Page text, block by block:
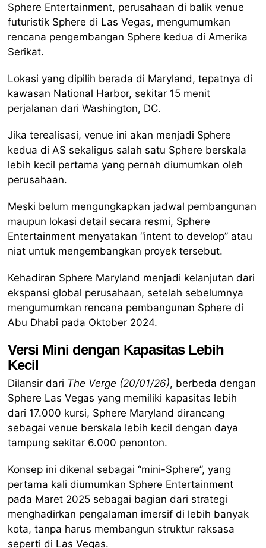
Sphere Entertainment, perusahaan di balik venue
futuristik Sphere di Las Vegas, mengumumkan
rencana pengembangan Sphere kedua di Amerika
Serikat.
Lokasi yang dipilih berada di Maryland, tepatnya di
kawasan National Harbor, sekitar 15 menit
perjalanan dari Washington, DC.
Jika terealisasi, venue ini akan menjadi Sphere
kedua di AS sekaligus salah satu Sphere berskala
lebih kecil pertama yang pernah diumumkan oleh
perusahaan.
Meski belum mengungkapkan jadwal pembangunan
maupun lokasi detail secara resmi, Sphere
Entertainment menyatakan “intent to develop” atau
niat untuk mengembangkan proyek tersebut.
Kehadiran Sphere Maryland menjadi kelanjutan dari
ekspansi global perusahaan, setelah sebelumnya
mengumumkan rencana pembangunan Sphere di
Abu Dhabi pada Oktober 2024.
Versi Mini dengan Kapasitas Lebih
Kecil
Dilansir dari The Verge (20/01/26), berbeda dengan
Sphere Las Vegas yang memiliki kapasitas lebih
dari 17.000 kursi, Sphere Maryland dirancang
sebagai venue berskala lebih kecil dengan daya
tampung sekitar 6.000 penonton.
Konsep ini dikenal sebagai “mini-Sphere”, yang
pertama kali diumumkan Sphere Entertainment
pada Maret 2025 sebagai bagian dari strategi
menghadirkan pengalaman imersif di lebih banyak
kota, tanpa harus membangun struktur raksasa
seperti di Las Vegas.